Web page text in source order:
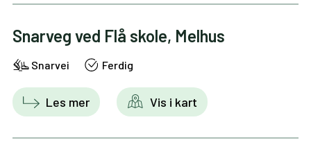
Snarveg ved Flå skole, Melhus
Snarvei Ferdig
Les mer Vis i kart